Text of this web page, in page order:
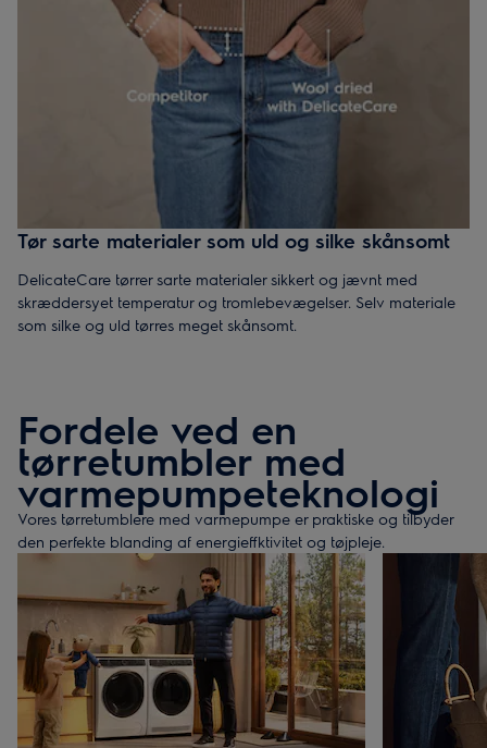
Tør sarte materialer som uld og silke skånsomt
DelicateCare tørrer sarte materialer sikkert og jævnt med
skræddersyet temperatur og tromlebevægelser. Selv materiale
som silke og uld tørres meget skånsomt.
Fordele ved en
tørretumbler med
varmepumpeteknologi
Vores tørretumblere med varmepumpe er praktiske og tilbyder
den perfekte blanding af energieffktivitet og tøjpleje.